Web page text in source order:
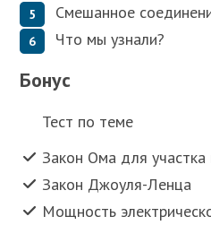
Смешанное
Что мы узнали?
Бонус
Тест по теме
Закон Ома для участка
Закон Джоуля-Ленца
Мощность